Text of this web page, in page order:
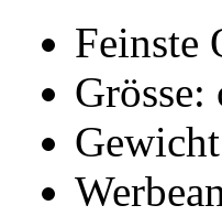
Feinste
Grösse: